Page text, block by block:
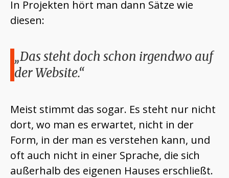
In Projekten hört man dann Sätze wie
diesen:
„Das steht doch schon irgendwo auf
der Website.“
Meist stimmt das sogar. Es steht nur nicht
dort, wo man es erwartet, nicht in der
Form, in der man es verstehen kann, und
oft auch nicht in einer Sprache, die sich
außerhalb des eigenen Hauses erschließt.